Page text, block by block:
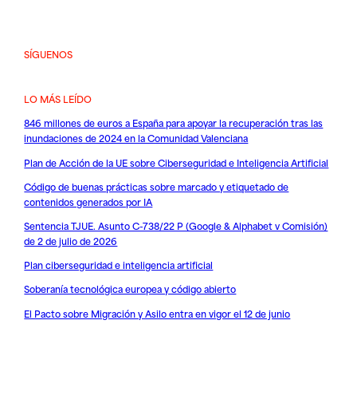
SÍGUENOS
LO MÁS LEÍDO
846 millones de euros a España para apoyar la recuperación tras las
inundaciones de 2024 en la Comunidad Valenciana
Plan de Acción de la UE sobre Ciberseguridad e Inteligencia Artificial
Código de buenas prácticas sobre marcado y etiquetado de
contenidos generados por IA
Sentencia TJUE. Asunto C-738/22 P (Google & Alphabet v Comisión)
de 2 de julio de 2026
Plan ciberseguridad e inteligencia artificial
Soberanía tecnológica europea y código abierto
El Pacto sobre Migración y Asilo entra en vigor el 12 de junio